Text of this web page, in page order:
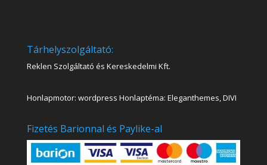
Tárhelyszolgáltató:
Reklen Szolgáltató és Kereskedelmi Kft.
Honlapmotor: wordpress Honlaptéma: Eleganthemes, DIVI
Fizetés Barionnal és Paylike-al